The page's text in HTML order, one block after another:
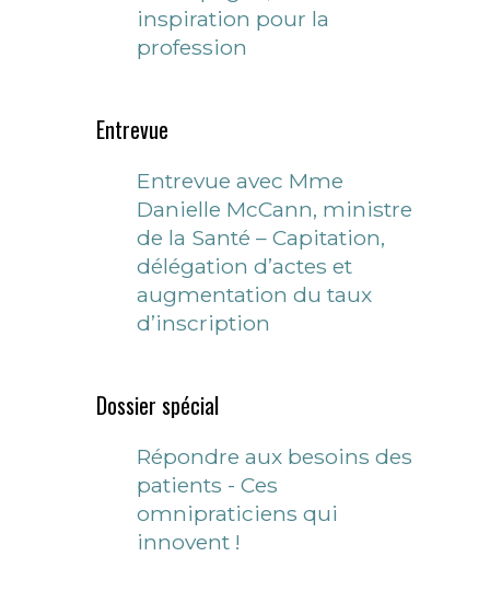
inspiration pour la
profession
Entrevue
Entrevue avec Mme
Danielle McCann, ministre
de la Santé – Capitation,
délégation d’actes et
augmentation du taux
d’inscription
Dossier spécial
Répondre aux besoins des
patients - Ces
omnipraticiens qui
innovent !